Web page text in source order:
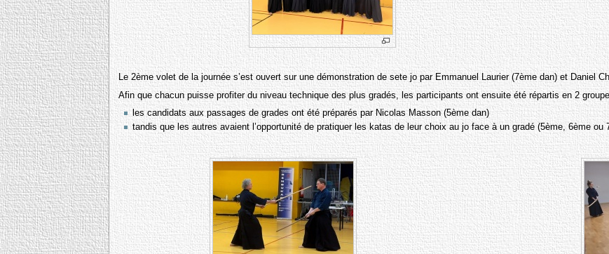
Le 2ème volet de la journée s’est ouvert sur une démonstration de sete jo par Emmanuel Laurier (7ème dan) et Daniel
Afin que chacun puisse profiter du niveau technique des plus gradés, les participants ont ensuite été répartis en 2
les candidats aux passages de grades ont été préparés par Nicolas Masson (5ème dan)
tandis que les autres avaient l’opportunité de pratiquer les katas de leur choix au jo face à un gradé (5ème, 6ème ou